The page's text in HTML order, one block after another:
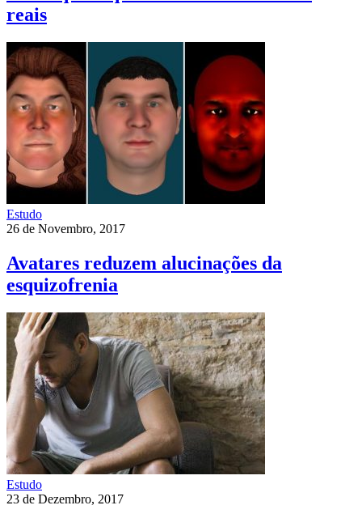
reais
Estudo
26 de Novembro, 2017
Avatares reduzem alucinações da
esquizofrenia
Estudo
23 de Dezembro, 2017